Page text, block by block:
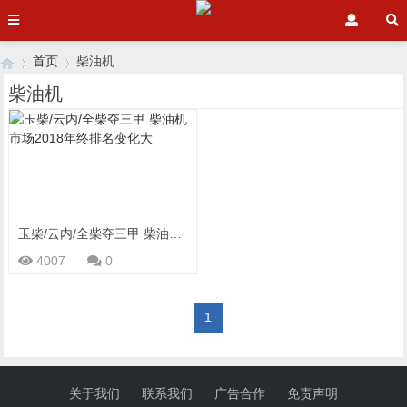
›
首页
›
柴油机
柴油机
4007
0
1
关于我们 联系我们 广告合作 免责声明